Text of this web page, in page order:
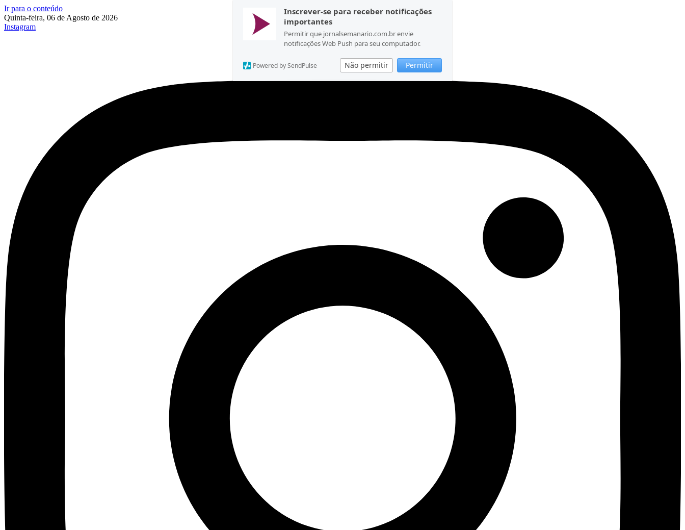
Inscrever-se para receber notificações
importantes
Permitir que jornalsemanario.com.br envie
notificações Web Push para seu computador.
Não permitir Permitir
Powered by SendPulse
Ir para o conteúdo
Quinta-feira, 06 de Agosto de 2026
Instagram